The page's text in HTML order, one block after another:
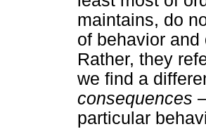
maintains, do
of behavior
Rather, they
we find a
consequences
particular